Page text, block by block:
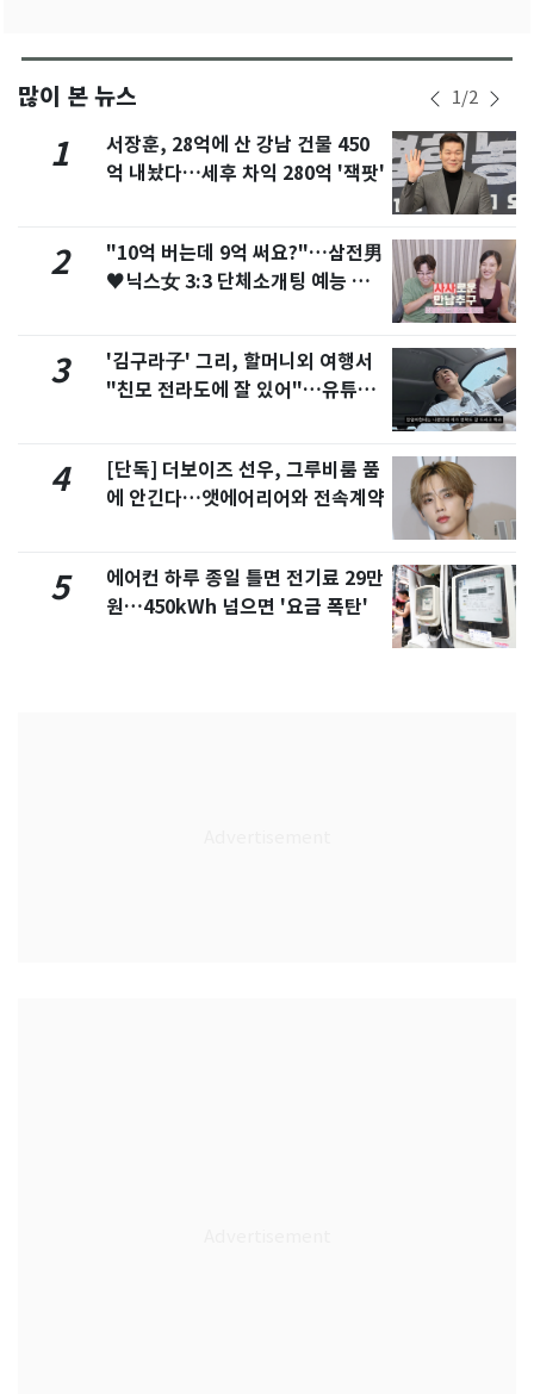
많이 본 뉴스 1/2
1
서장훈, 28억에 산 강남 건물 450
억 내놨다…세후 차익 280억 '잭팟'
2
"10억 버는데 9억 써요?"…삼전男
♥닉스女 3:3 단체소개팅 예능 화
3
'김구라子' 그리, 할머니외 여행서
"친모 전라도에 잘 있어"…유튜브
4
[단독] 더보이즈 선우, 그루비룸 품
에 안긴다…앳에어리어와 전속계약
5
에어컨 하루 종일 틀면 전기료 29만
원…450kWh 넘으면 '요금 폭탄'